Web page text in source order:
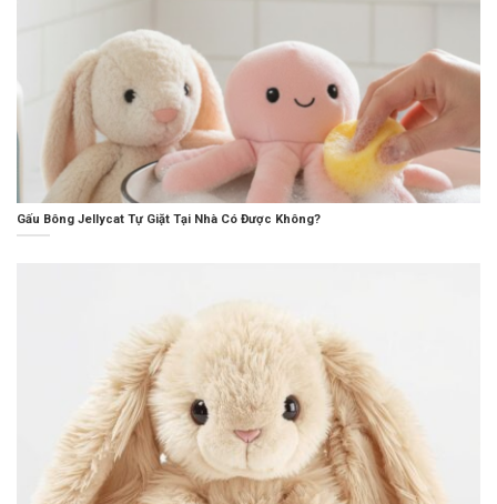
Gấu Bông Jellycat Tự Giặt Tại Nhà Có Được Không?